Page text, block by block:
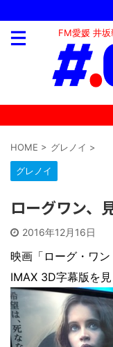
FM愛媛 井
HOME > グレノイ >
グレノイ
ローグワン、
2016年12月16日
映画「ローグ・ワ
IMAX 3D字幕版を